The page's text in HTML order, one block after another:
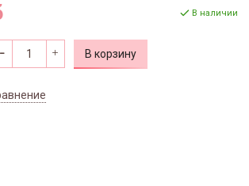
В наличии
В корзину